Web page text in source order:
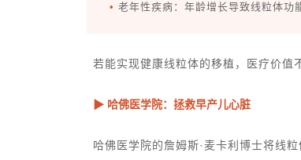
• 老年性疾病：年龄增长导致线粒体功
若能实现健康线粒体的移植，医疗价值
▶ 哈佛医学院：拯救早产儿心脏
哈佛医学院的詹姆斯·麦卡利博士将线